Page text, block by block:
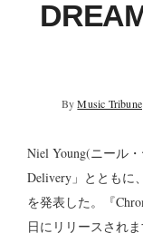
By Music Tribune
Niel Young(ニール
Delivery」とともに
を発表した。『
日にリリースされま